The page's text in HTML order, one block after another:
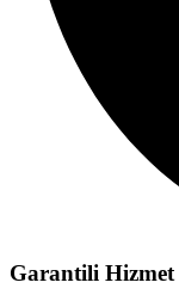
Garantili Hizmet